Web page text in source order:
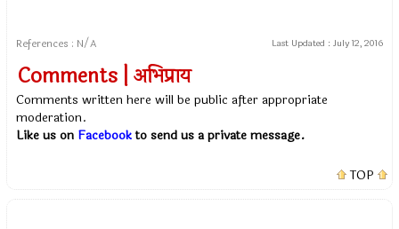
References : N/A Last Updated : July 12, 2016
Comments | अभिप्राय
Comments written here will be public after appropriate
moderation.
Like us on Facebookto send us a private message.
TOP